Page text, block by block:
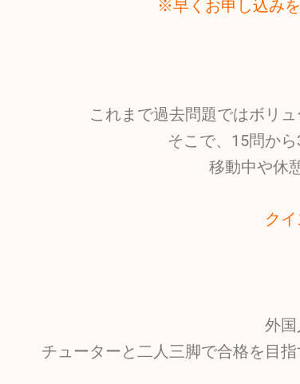
※早くお申し込み
これまで過去問題ではボリ
そこで、15問か
移動中や休
ク
外
チューターと二人三脚で合格を目